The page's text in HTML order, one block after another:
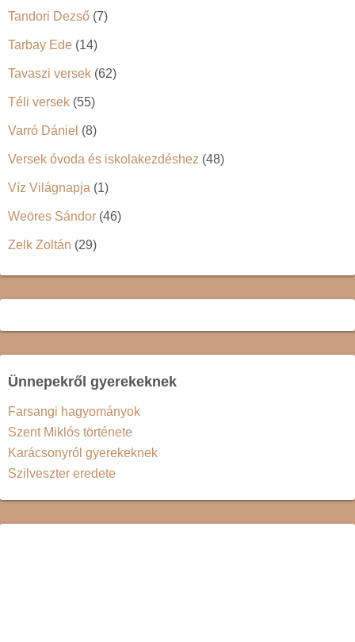
Tandori Dezső (7)
Tarbay Ede (14)
Tavaszi versek (62)
Téli versek (55)
Varró Dániel (8)
Versek óvoda és iskolakezdéshez (48)
Víz Világnapja (1)
Weöres Sándor (46)
Zelk Zoltán (29)
Ünnepekről gyerekeknek
Farsangi hagyományok
Szent Miklós története
Karácsonyról gyerekeknek
Szilveszter eredete